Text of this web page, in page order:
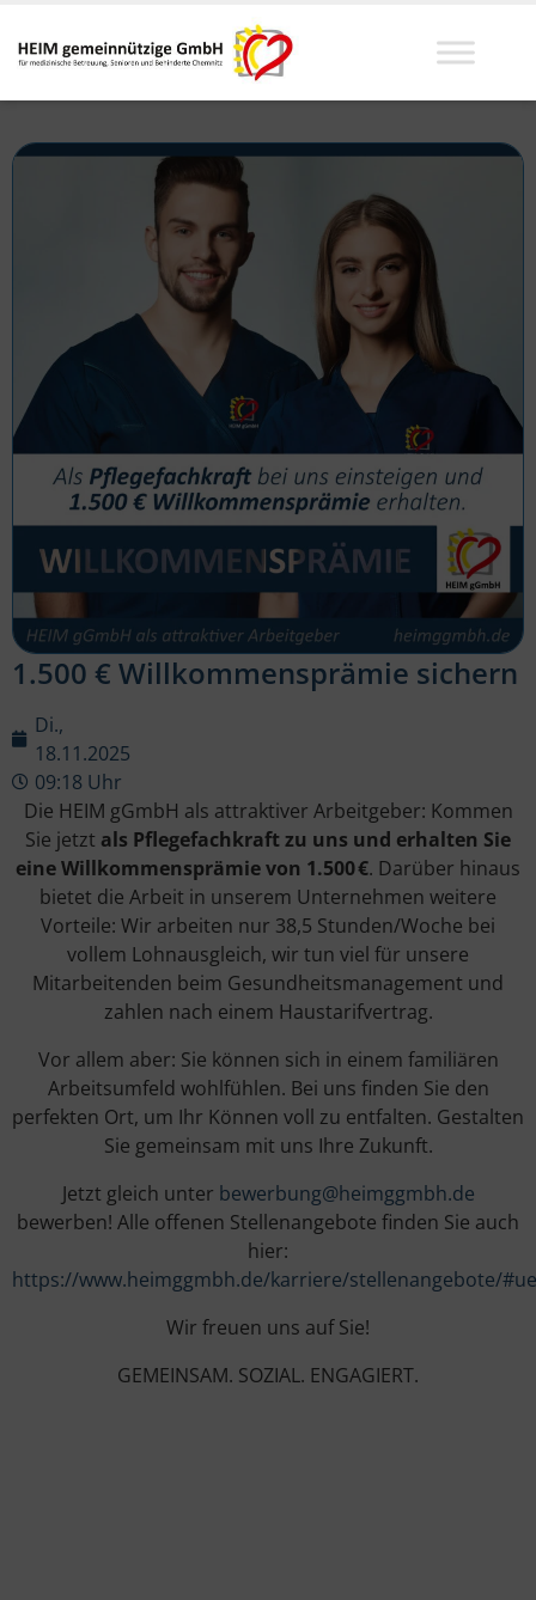
1.500 € Willkommensprämie sichern
Di.,
18.11.2025
09:18 Uhr
Die HEIM gGmbH als attraktiver Arbeitgeber: Kommen
Sie jetzt als Pflegefachkraft zu uns und erhalten Sie
eine Willkommensprämie von 1.500 €. Darüber hinaus
bietet die Arbeit in unserem Unternehmen weitere
Vorteile: Wir arbeiten nur 38,5 Stunden/Woche bei
vollem Lohnausgleich, wir tun viel für unsere
Mitarbeitenden beim Gesundheitsmanagement und
zahlen nach einem Haustarifvertrag.
Vor allem aber: Sie können sich in einem familiären
Arbeitsumfeld wohlfühlen. Bei uns finden Sie den
perfekten Ort, um Ihr Können voll zu entfalten. Gestalten
Sie gemeinsam mit uns Ihre Zukunft.
Jetzt gleich unter bewerbung@heimggmbh.de
bewerben! Alle offenen Stellenangebote finden Sie auch
hier:
https://www.heimggmbh.de/karriere/stellenangebote/
Wir freuen uns auf Sie!
GEMEINSAM. SOZIAL. ENGAGIERT.